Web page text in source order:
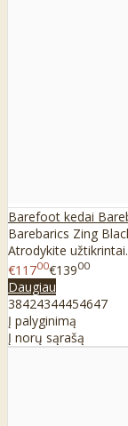
Barefoot kedai
Barebarics Zing
Atrodykite
€11700€13900
Daugiau
38424344454647
Į palyginimą
Į norų sąrašą